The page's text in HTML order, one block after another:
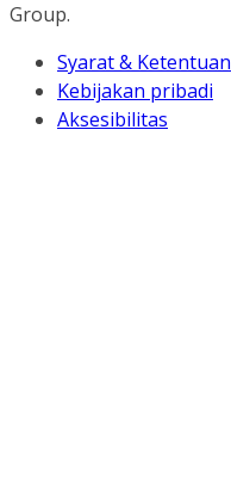
Group.
Syarat & Ketentuan
Kebijakan pribadi
Aksesibilitas